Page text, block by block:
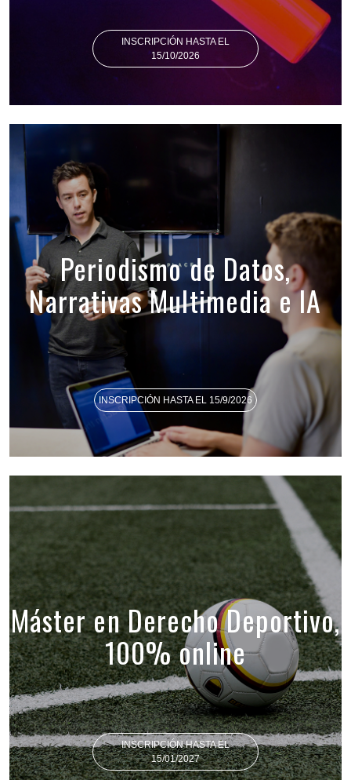
INSCRIPCIÓN HASTA EL
15/10/2026
Periodismo de Datos,
Narrativas Multimedia e IA
INSCRIPCIÓN HASTA EL 15/9/2026
Máster en Derecho Deportivo,
100% online
INSCRIPCIÓN HASTA EL
15/01/2027